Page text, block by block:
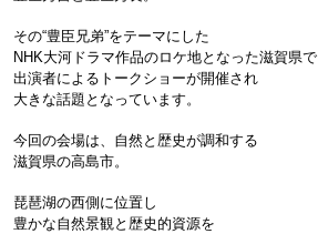
その“豊臣兄弟”をテーマにした
NHK大河ドラマ作品のロケ地となった滋賀県で
出演者によるトークショーが開催され
大きな話題となっています。
今回の会場は、自然と歴史が調和する
滋賀県の高島市。
琵琶湖の西側に位置し
豊かな自然景観と歴史的資源を